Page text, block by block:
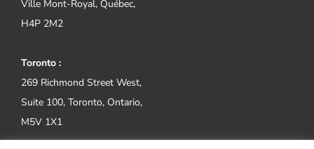
Ville Mont-Royal, Québec,
H4P 2M2
Toronto :
269 Richmond Street West,
Suite 100, Toronto, Ontario,
M5V 1X1